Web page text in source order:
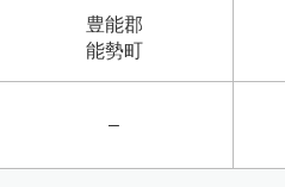
豊能郡
能勢町
–